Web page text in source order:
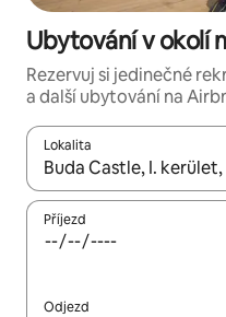
Ubytování v okolí
Rezervuj si jedinečné
a další ubytování na
Lokalita
Až budou výsledky k
Příjezd
Odjezd